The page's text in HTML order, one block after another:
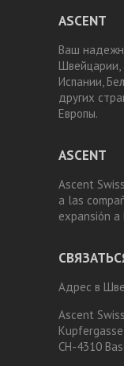
ASCENT
Ваш
Швейцарии,
Испании,
других
Европы.
ASCENT
Ascent
a las
expansión a
Адрес в
Ascent
CH-4310